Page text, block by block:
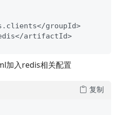
加入redis相关配置
复制